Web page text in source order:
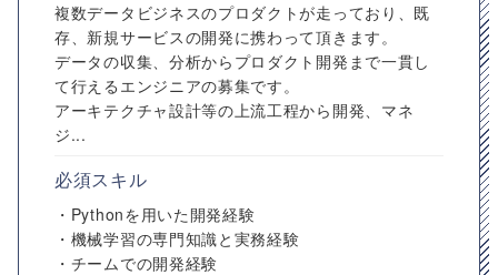
複数データビジネスのプロダクトが走っており、既
存、新規サービスの開発に携わって頂きます。
データの収集、分析からプロダクト開発まで一貫し
て行えるエンジニアの募集です。
アーキテクチャ設計等の上流工程から開発、マネ
ジ...
必須スキル
・Pythonを用いた開発経験
・機械学習の専門知識と実務経験
・チームでの開発経験